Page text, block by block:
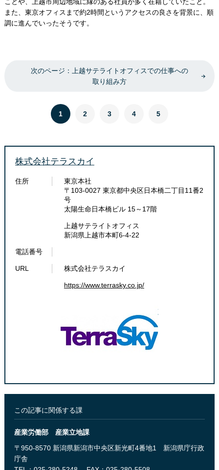
また、東京オフィスまで約2時間というアクセスの良さを背景に、順
調に進んでいったそうです。
次のページ：上越サテライトオフィスでの仕事への
取り組み方
1 2 3 4 5
株式会社テラスカイ
住所
東京本社
〒103-0027 東京都中央区日本橋二丁目11番2
号
太陽生命日本橋ビル 15～17階
上越サテライトオフィス
新潟県上越市本町6-4-22
電話番号
URL 株式会社テラスカイ
https://www.terrasky.co.jp/
この記事に関係する課
産業労働部 産業立地課
〒950-8570 新潟県新潟市中央区新光町4番地1 新潟県庁行政
庁舎